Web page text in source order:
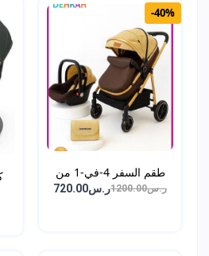
-40%
طقم السفر 4-في-1 من
DEH...
ر.س1200.00 ر.س720.00